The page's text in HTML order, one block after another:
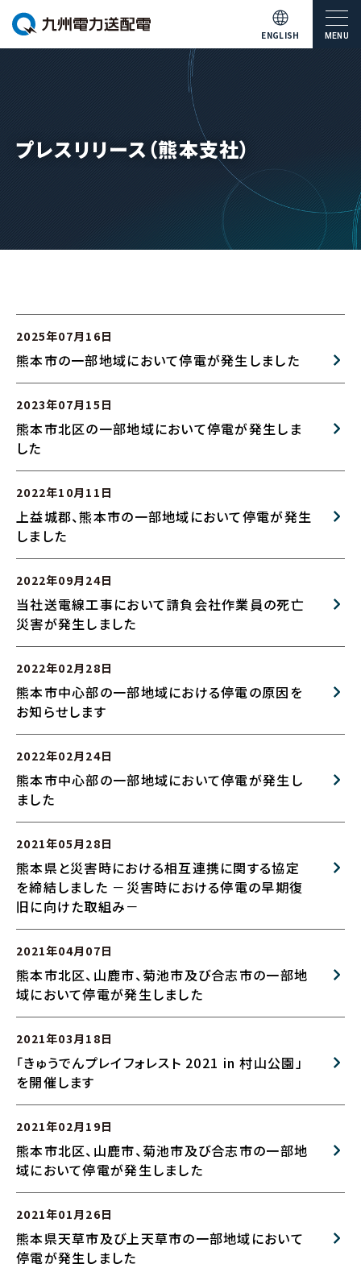
ENGLISH MENU
プレスリリース（熊本支社）
2025年07月16日
熊本市の一部地域において停電が発生しました
2023年07月15日
熊本市北区の一部地域において停電が発生しま
した
2022年10月11日
上益城郡、熊本市の一部地域において停電が発生
しました
2022年09月24日
当社送電線工事において請負会社作業員の死亡
災害が発生しました
2022年02月28日
熊本市中心部の一部地域における停電の原因を
お知らせします
2022年02月24日
熊本市中心部の一部地域において停電が発生し
ました
2021年05月28日
熊本県と災害時における相互連携に関する協定
を締結しました －災害時における停電の早期復
旧に向けた取組み－
2021年04月07日
熊本市北区、山鹿市、菊池市及び合志市の一部地
域において停電が発生しました
2021年03月18日
「きゅうでんプレイフォレスト 2021 in 村山公園」
を開催します
2021年02月19日
熊本市北区、山鹿市、菊池市及び合志市の一部地
域において停電が発生しました
2021年01月26日
熊本県天草市及び上天草市の一部地域において
停電が発生しました